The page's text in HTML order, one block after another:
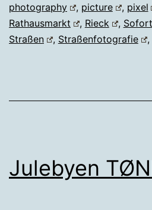
photography
, picture , pixel
Rathausmarkt
, Rieck ,
Straßen
, Straßenfotografie ,
Julebyen